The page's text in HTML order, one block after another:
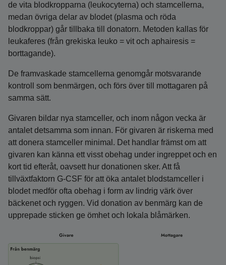
de vita blodkropparna (leukocyterna) och stamcellerna,
medan övriga delar av blodet (plasma och röda
blodkroppar) går tillbaka till donatorn. Metoden kallas för
leukaferes (från grekiska leuko = vit och aphairesis =
borttagande).
De framvaskade stamcellerna genomgår motsvarande
kontroll som benmärgen, och förs över till mottagaren på
samma sätt.
Givaren bildar nya stamceller, och inom någon vecka är
antalet detsamma som innan. För givaren är riskerna med
att donera stamceller minimal. Det handlar främst om att
givaren kan känna ett visst obehag under ingreppet och en
kort tid efteråt, oavsett hur donationen sker. Att få
tillväxtfaktorn G-CSF för att öka antalet blodstamceller i
blodet medför ofta obehag i form av lindrig värk över
bäckenet och ryggen. Vid donation av benmärg kan de
upprepade sticken ge ömhet och lokala blåmärken.